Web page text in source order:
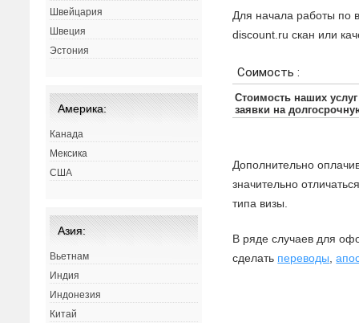
Для начала работы по
discount.ru скан или
Дополнительно
значительно
типа визы.
В ряде случаев для
сделать переводы ,
Швейцария
Швеция
Эстония
Америка:
Канада
Мексика
США
Азия:
Вьетнам
Индия
Индонезия
Китай